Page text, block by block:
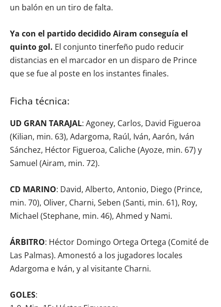
un balón en un tiro de falta.
Ya con el partido decidido Airam conseguía el
quinto gol. El conjunto tinerfeño pudo reducir
distancias en el marcador en un disparo de Prince
que se fue al poste en los instantes finales.
Ficha técnica:
UD GRAN TARAJAL: Agoney, Carlos, David Figueroa
(Kilian, min. 63), Adargoma, Raúl, Iván, Aarón, Iván
Sánchez, Héctor Figueroa, Caliche (Ayoze, min. 67) y
Samuel (Airam, min. 72).
CD MARINO: David, Alberto, Antonio, Diego (Prince,
min. 70), Oliver, Charni, Seben (Santi, min. 61), Roy,
Michael (Stephane, min. 46), Ahmed y Nami.
ÁRBITRO: Héctor Domingo Ortega Ortega (Comité de
Las Palmas). Amonestó a los jugadores locales
Adargoma e Iván, y al visitante Charni.
GOLES: